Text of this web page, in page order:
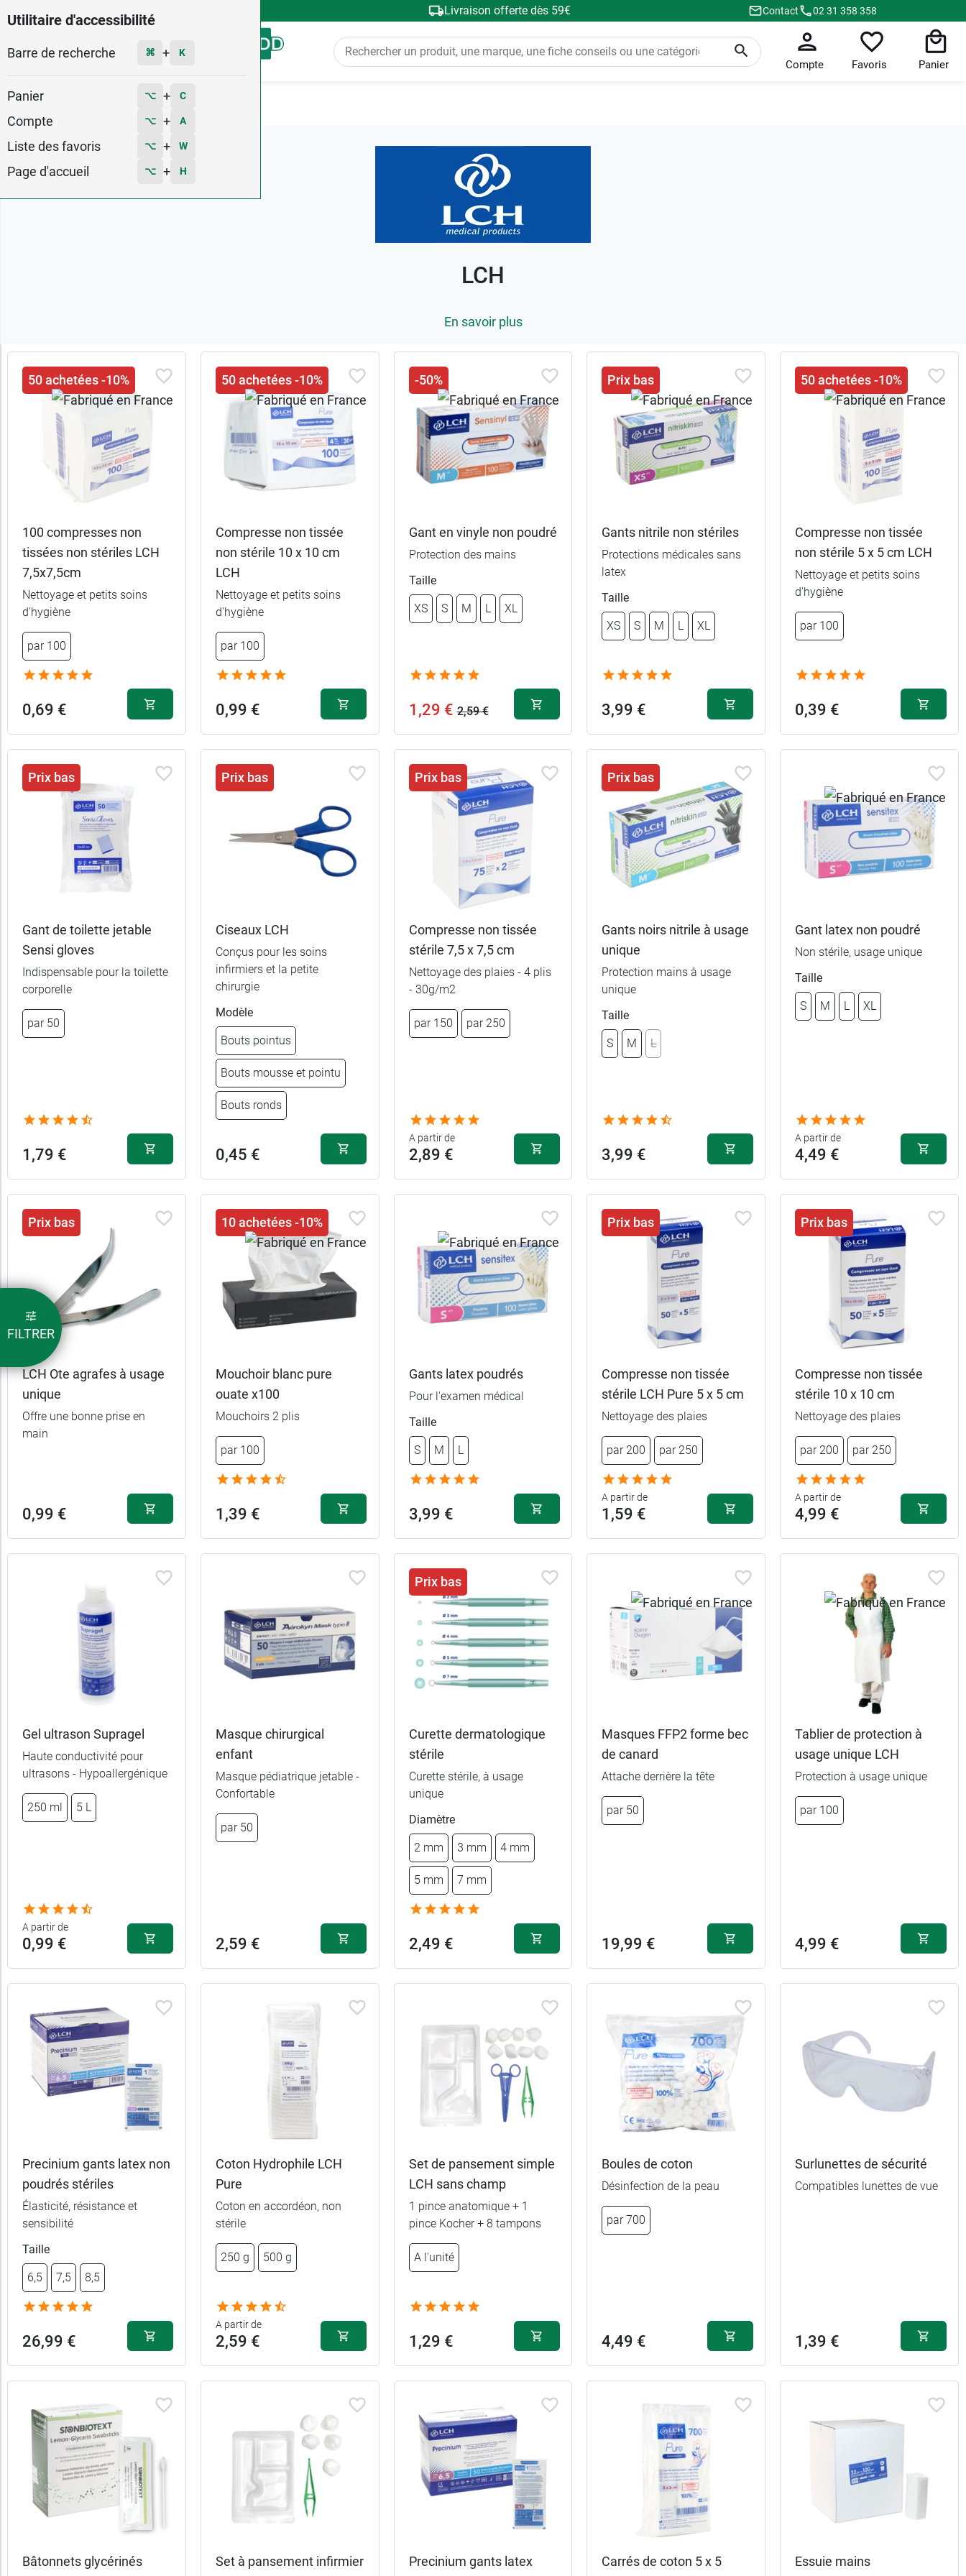
Utilitaire d'accessibilité
Barre de recherche ⌘ + K
Panier ⌥ + C
Compte ⌥ + A
Liste des favoris ⌥ + W
Page d'accueil ⌥ + H
Livraison offerte dès 59€ Contact 02 31 358 358
Menu
Compte Favoris Panier
LCH
En savoir plus
Trier
Par défaut
Catégories
Sous-
catégories
Promotions
Caractéristiques
Matière
Pour
FILTRER
50 achetées -10%
100 compresses non
tissées non stériles LCH
7,5x7,5cm
Nettoyage et petits soins
d'hygiène
par 100
0,69 €
50 achetées -10%
Compresse non tissée
non stérile 10 x 10 cm
LCH
Nettoyage et petits soins
d'hygiène
par 100
0,99 €
-50%
Gant en vinyle non poudré
Protection des mains
Taille
XS S M L XL
1,29 € 2,59 €
1,29 €
2,59 €
2,59 €
2,59 €
Prix bas
Gants nitrile non stériles
Protections médicales sans
latex
Taille
XS S M L XL
3,99 €
XL -
Conditionnement
50 achetées -10%
Compresse non tissée
non stérile 5 x 5 cm LCH
Nettoyage et petits soins
d'hygiène
par 100
0,39 €
Prix bas
Gant de toilette jetable
Sensi gloves
Indispensable pour la toilette
corporelle
par 50
1,79 €
Prix bas
Ciseaux LCH
Conçus pour les soins
infirmiers et la petite
chirurgie
Modèle
Bouts pointus
Bouts mousse et pointu
Bouts ronds
0,45 €
Bouts pointus
pointu
0,45 €
Prix bas
Compresse non tissée
stérile 7,5 x 7,5 cm
Nettoyage des plaies - 4 plis
- 30g/m2
par 150 par 250
A partir de
2,89 €
par 150
2,89 €
Prix bas
Gants noirs nitrile à usage
unique
Protection mains à usage
unique
Taille
S M L
3,99 €
3,99 €
Gant latex non poudré
Non stérile, usage unique
Taille
S M L XL
A partir de
4,49 €
4,49 €
4,89 €
Prix bas
LCH Ote agrafes à usage
unique
Offre une bonne prise en
main
0,99 €
10 achetées -10%
Mouchoir blanc pure
ouate x100
Mouchoirs 2 plis
par 100
1,39 €
Gants latex poudrés
Pour l'examen médical
Taille
S M L
3,99 €
3,99 €
Prix bas
Compresse non tissée
stérile LCH Pure 5 x 5 cm
Nettoyage des plaies
par 200 par 250
A partir de
1,59 €
par 250
Prix bas
Compresse non tissée
stérile 10 x 10 cm
Nettoyage des plaies
par 200 par 250
A partir de
4,99 €
5,09 €
par 250
Gel ultrason Supragel
Haute conductivité pour
ultrasons - Hypoallergénique
250 ml 5 L
A partir de
0,99 €
0,99 €
12,99 €
Masque chirurgical
enfant
Masque pédiatrique jetable -
Confortable
par 50
2,59 €
Prix bas
Curette dermatologique
stérile
Curette stérile, à usage
unique
Diamètre
2 mm 3 mm 4 mm
5 mm 7 mm
2,49 €
2 mm 2,49 €
3 mm 2,49 €
4 mm
Masques FFP2 forme bec
de canard
Attache derrière la tête
par 50
19,99 €
Tablier de protection à
usage unique LCH
Protection à usage unique
par 100
4,99 €
Precinium gants latex non
poudrés stériles
Élasticité, résistance et
sensibilité
Taille
6,5 7,5 8,5
26,99 €
Coton Hydrophile LCH
Pure
Coton en accordéon, non
stérile
250 g 500 g
A partir de
2,59 €
Set de pansement simple
LCH sans champ
1 pince anatomique + 1
pince Kocher + 8 tampons
A l'unité
1,29 €
Boules de coton
Désinfection de la peau
par 700
4,49 €
Surlunettes de sécurité
Compatibles lunettes de vue
1,39 €
Bâtonnets glycérinés
Set à pansement infirmier
Precinium gants latex
Carrés de coton 5 x 5
Essuie mains